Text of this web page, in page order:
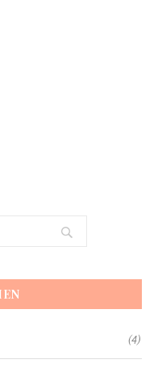
(4)